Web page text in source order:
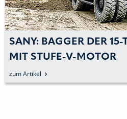
SANY: BAGGER DER 15-
MIT STUFE-V-MOTOR
zum Artikel